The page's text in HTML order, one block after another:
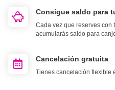
Consigue saldo para
Cada vez que reserves con
acumularás saldo para
Cancelación gratuita
Tienes cancelación flexible